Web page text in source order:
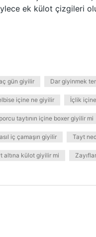
ek külot çizgileri
gün giyilir Dar giyinmek
içine ne giyilir İçlik
taytının içine boxer giyilir mi
iç çamaşırı giyilir Tayt
altına külot giyilir mi